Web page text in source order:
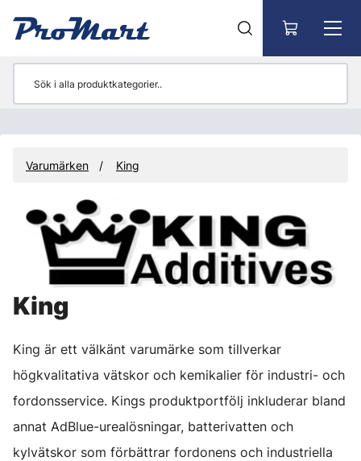
Varumärken King
King
King är ett välkänt varumärke som tillverkar
högkvalitativa vätskor och kemikalier för industri- och
fordonsservice. Kings produktportfölj inkluderar bland
annat AdBlue-urealösningar, batterivatten och
kylvätskor som förbättrar fordonens och industriella